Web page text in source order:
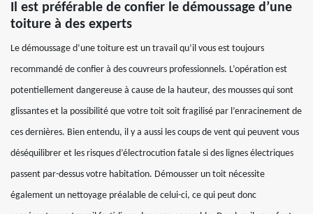
Il est préférable de confier le démoussage d’une
toiture à des experts
Le démoussage d’une toiture est un travail qu’il vous est toujours
recommandé de confier à des couvreurs professionnels. L’opération est
potentiellement dangereuse à cause de la hauteur, des mousses qui sont
glissantes et la possibilité que votre toit soit fragilisé par l’enracinement de
ces dernières. Bien entendu, il y a aussi les coups de vent qui peuvent vous
déséquilibrer et les risques d’électrocution fatale si des lignes électriques
passent par-dessus votre habitation. Démousser un toit nécessite
également un nettoyage préalable de celui-ci, ce qui peut donc